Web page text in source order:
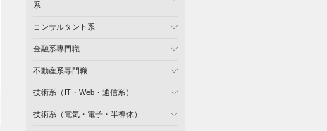
系
コンサルタント系
金融系専門職
不動産系専門職
技術系（IT・Web・通信系）
技術系（電気・電子・半導体）